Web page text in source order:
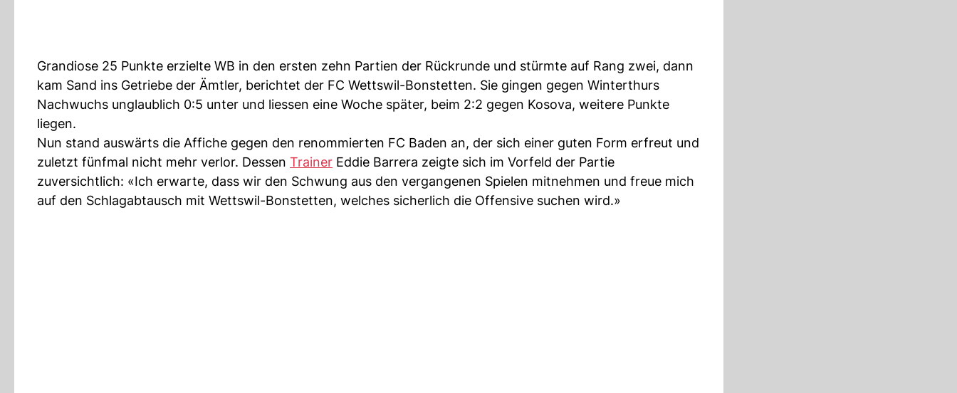
Grandiose 25 Punkte erzielte WB in den ersten zehn Partien der Rückrunde und stürmte auf Rang zwei, dann
kam Sand ins Getriebe der Ämtler, berichtet der FC Wettswil-Bonstetten. Sie gingen gegen Winterthurs
Nachwuchs unglaublich 0:5 unter und liessen eine Woche später, beim 2:2 gegen Kosova, weitere Punkte
liegen.
Nun stand auswärts die Affiche gegen den renommierten FC Baden an, der sich einer guten Form erfreut und
zuletzt fünfmal nicht mehr verlor. Dessen Trainer Eddie Barrera zeigte sich im Vorfeld der Partie
zuversichtlich: «Ich erwarte, dass wir den Schwung aus den vergangenen Spielen mitnehmen und freue mich
auf den Schlagabtausch mit Wettswil-Bonstetten, welches sicherlich die Offensive suchen wird.»